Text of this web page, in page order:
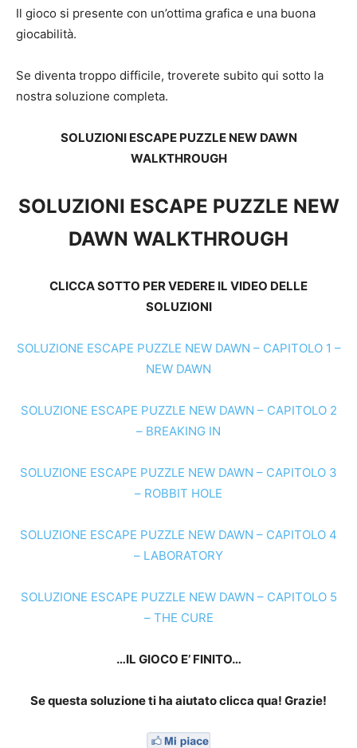
Il gioco si presente con un’ottima grafica e una buona
giocabilità.
Se diventa troppo difficile, troverete subito qui sotto la
nostra soluzione completa.
SOLUZIONI ESCAPE PUZZLE NEW DAWN
WALKTHROUGH
SOLUZIONI ESCAPE PUZZLE NEW
DAWN WALKTHROUGH
CLICCA SOTTO PER VEDERE IL VIDEO DELLE
SOLUZIONI
SOLUZIONE ESCAPE PUZZLE NEW DAWN – CAPITOLO 1 –
NEW DAWN
SOLUZIONE ESCAPE PUZZLE NEW DAWN – CAPITOLO 2
– BREAKING IN
SOLUZIONE ESCAPE PUZZLE NEW DAWN – CAPITOLO 3
– ROBBIT HOLE
SOLUZIONE ESCAPE PUZZLE NEW DAWN – CAPITOLO 4
– LABORATORY
SOLUZIONE ESCAPE PUZZLE NEW DAWN – CAPITOLO 5
– THE CURE
…IL GIOCO E’ FINITO…
Se questa soluzione ti ha aiutato clicca qua! Grazie!